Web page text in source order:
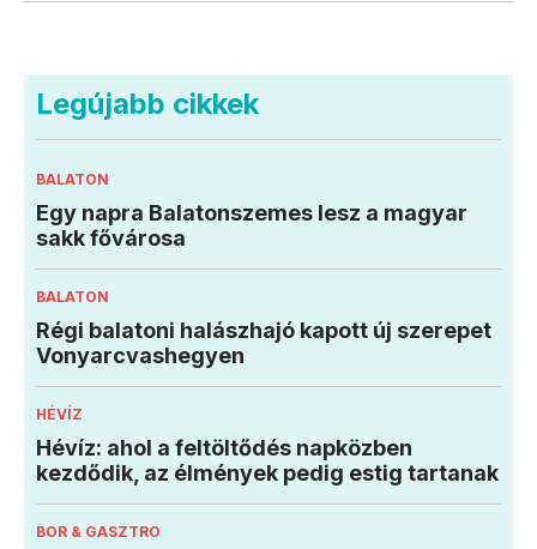
Legújabb cikkek
BALATON
Egy napra Balatonszemes lesz a magyar
sakk fővárosa
BALATON
Régi balatoni halászhajó kapott új szerepet
Vonyarcvashegyen
HÉVÍZ
Hévíz: ahol a feltöltődés napközben
kezdődik, az élmények pedig estig tartanak
BOR & GASZTRO